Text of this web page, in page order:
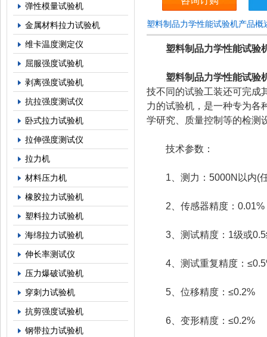
弹性模量试验机
金属材料拉力试验机
维卡温度测定仪
屈服强度试验机
剥离强度试验机
抗拉强度测试仪
卧式拉力试验机
拉伸强度测试仪
拉力机
材料压力机
橡胶拉力试验机
塑料拉力试验机
海绵拉力试验机
伸长率测试仪
压力爆破试验机
穿刺力试验机
抗剪强度试验机
钢带拉力试验机
塑料制品力学性能试验机产品概
塑料制品力学性能试验
塑料制品力学性能试验
技不同的试验工装还可完成
力的试验机，是一种专为各
学研究、质量控制等的检测
技术参数：
1、测力：5000N以内(
2、传感器精度：0.01%
3、测试精度：1级或0.5
4、测试重复精度：
5、位移精度：≤0.2%
6、变形精度：≤0.2%